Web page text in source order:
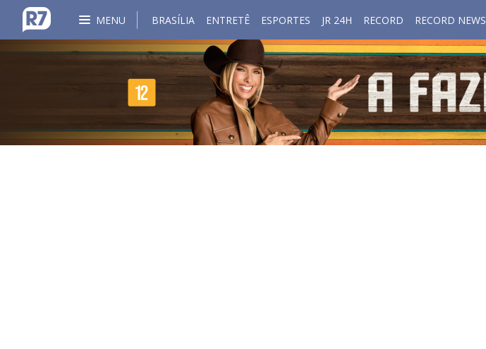
MENU BRASÍLIA ENTRETÊ ESPORTES JR 24H RECORD RECORD NEWS